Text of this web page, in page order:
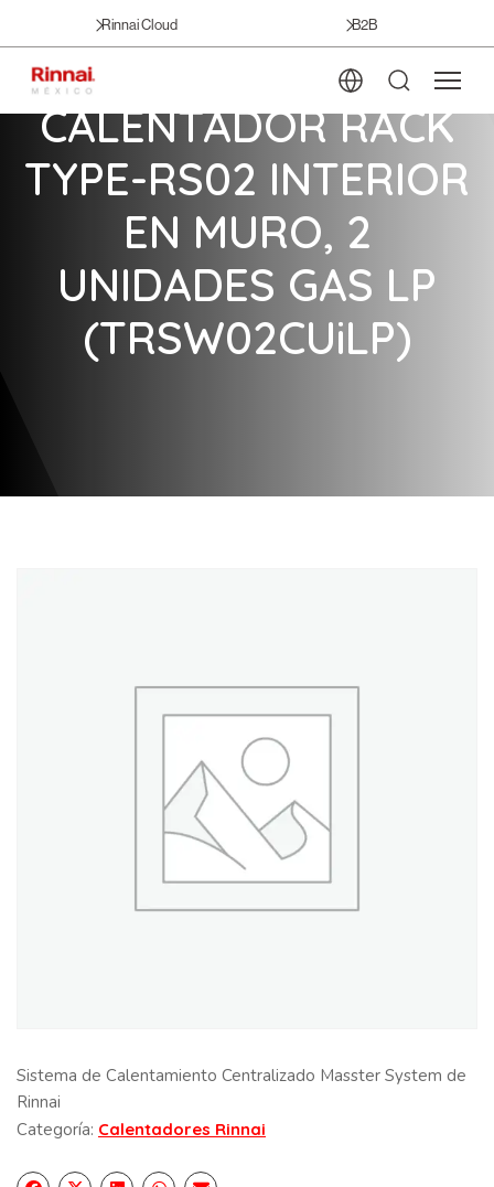
Rinnai Cloud B2B
CALENTADOR RACK
TYPE-RS02 INTERIOR
EN MURO, 2
UNIDADES GAS LP
(TRSW02CUiLP)
Sistema de Calentamiento Centralizado Masster System de
Rinnai
Categoría: Calentadores Rinnai